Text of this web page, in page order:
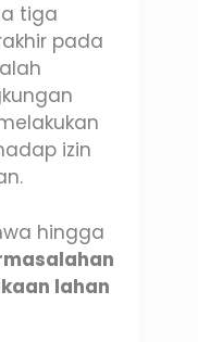
tiga
pada
izin
hingga
lahan